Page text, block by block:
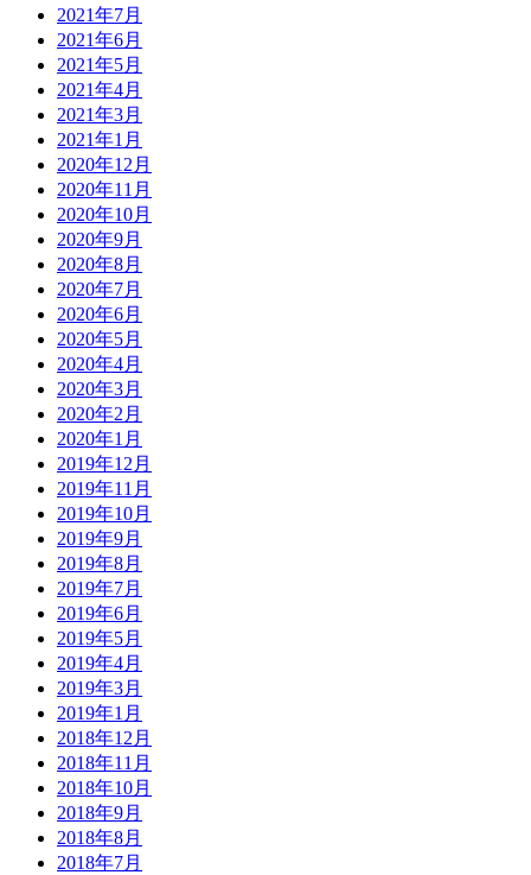
2021年7月
2021年6月
2021年5月
2021年4月
2021年3月
2021年1月
2020年12月
2020年11月
2020年10月
2020年9月
2020年8月
2020年7月
2020年6月
2020年5月
2020年4月
2020年3月
2020年2月
2020年1月
2019年12月
2019年11月
2019年10月
2019年9月
2019年8月
2019年7月
2019年6月
2019年5月
2019年4月
2019年3月
2019年1月
2018年12月
2018年11月
2018年10月
2018年9月
2018年8月
2018年7月